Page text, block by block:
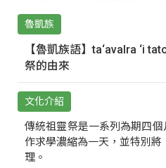
魯凱族
【魯凱族語】ta‘avalra ‘i
祭的由來
文化介紹
傳統祖靈祭是一系列為期四
作求學濃縮為一天，並特別將
理。